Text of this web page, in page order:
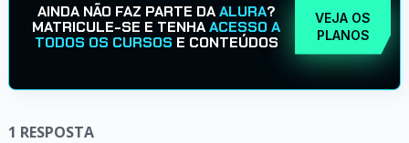
AINDA NÃO FAZ PARTE DAALURA?
MATRICULE-SE E TENHAACESSO A
TODOS OS CURSOS E CONTEÚDOS
VEJA OS
PLANOS
1 RESPOSTA